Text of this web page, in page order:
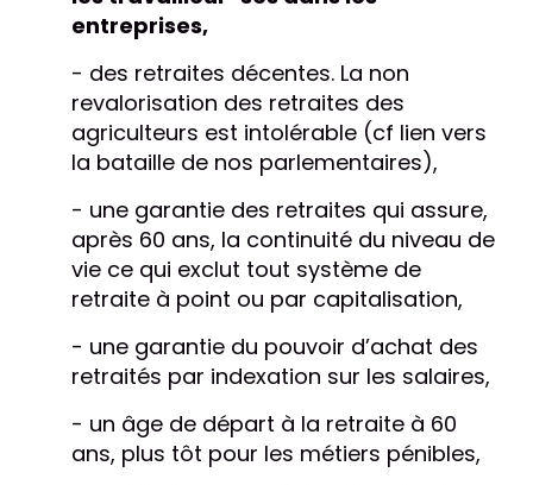
entreprises,
- des retraites décentes. La non
revalorisation des retraites des
agriculteurs est intolérable (cf lien vers
la bataille de nos parlementaires),
- une garantie des retraites qui assure,
après 60 ans, la continuité du niveau de
vie ce qui exclut tout système de
retraite à point ou par capitalisation,
- une garantie du pouvoir d’achat des
retraités par indexation sur les salaires,
- un âge de départ à la retraite à 60
ans, plus tôt pour les métiers pénibles,